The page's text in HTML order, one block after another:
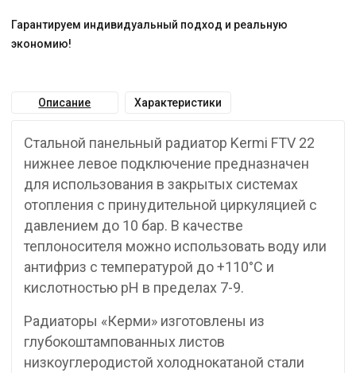
Гарантируем индивидуальный подход и реальную
экономию!
Описание Характеристики
Стальной панельный радиатор Kermi FTV 22
нижнее левое подключение предназначен
для использования в закрытых системах
отопления с принудительной циркуляцией с
давлением до 10 бар. В качестве
теплоносителя можно использовать воду или
антифриз с температурой до +110°C и
кислотностью pH в пределах 7-9.
Радиаторы «Керми» изготовлены из
глубокоштампованных листов
низкоуглеродистой холоднокатаной стали